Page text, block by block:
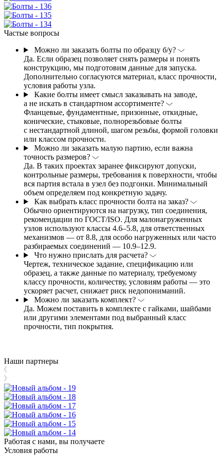
Частые вопросы
Можно ли заказать болты по образцу б/у?
Да. Если образец позволяет снять размеры и понять
конструкцию, мы подготовим данные для запуска.
Дополнительно согласуются материал, класс прочности,
условия работы узла.
Какие болты имеет смысл заказывать на заводе,
а не искать в стандартном ассортименте?
Фланцевые, фундаментные, призонные, откидные,
конические, стыковые, полнорезьбовые болты
с нестандартной длиной, шагом резьбы, формой головки
или классом прочности.
Можно ли заказать малую партию, если важна
точность размеров?
Да. В таких проектах заранее фиксируют допуски,
контрольные размеры, требования к поверхности, чтобы
вся партия встала в узел без подгонки. Минимальный
объем определяем под конкретную задачу.
Как выбрать класс прочности болта на заказ?
Обычно ориентируются на нагрузку, тип соединения,
рекомендации по ГОСТ/ISO. Для малонагруженных
узлов используют классы 4.6–5.8, для ответственных
механизмов — от 8.8, для особо нагруженных или часто
разбираемых соединений — 10.9–12.9.
Что нужно прислать для расчета?
Чертеж, техническое задание, спецификацию или
образец, а также данные по материалу, требуемому
классу прочности, количеству, условиям работы — это
ускоряет расчет, снижает риск недопониманий.
Можно ли заказать комплект?
Да. Можем поставить в комплекте с гайками, шайбами
или другими элементами под выбранный класс
прочности, тип покрытия.
Наши партнеры
Работая с нами, вы получаете
Условия работы